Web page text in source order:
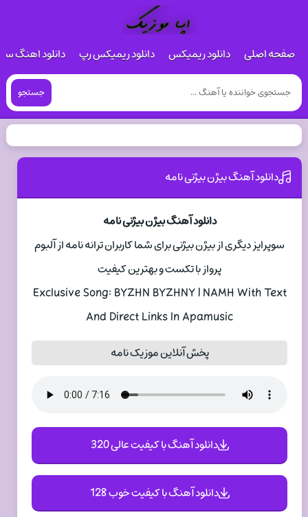
صفحه اصلی دانلود ریمیکس دانلود ریمیکس رپ دانلود اهنگ
جستجو
دانلود آهنگ بیژن بیژنی نامه
دانلود آهنگ بیژن بیژنی نامه
سوپرایز دیگری از بیژن بیژنی برای شما کاربران ترانه نامه از آلبوم
پرواز با تکست و بهترین کیفیت
Exclusive Song: BYZHN BYZHNY | NAMH With Text
And Direct Links In Apamusic
پخش آنلاین موزیک نامه
دانلود آهنگ با کیفیت عالی 320
دانلود آهنگ با کیفیت خوب 128